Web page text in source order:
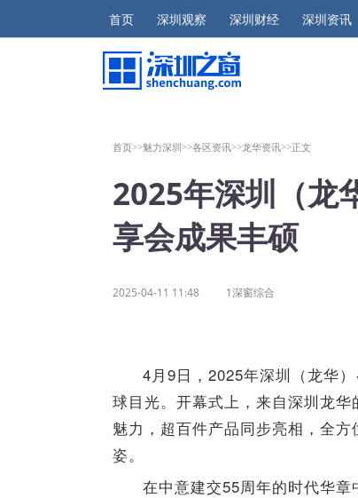
首页 深圳观察 深圳财经 深圳资讯
首页>>魅力深圳>>各区资讯>>龙华资讯>>正文
2025年深圳（龙
享会成果丰硕
2025-04-11 11:48 1深窗综合
4月9日 ，2025年深圳（龙华） ·
球目光。开幕式上， 来自深圳龙华
魅力，超百件产品同步亮相，全方
姿。
在中意建交55周年的时代华